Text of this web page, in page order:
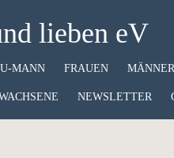
lieben eV
MANN FRAUEN MÄNNER
NEWSLETTER